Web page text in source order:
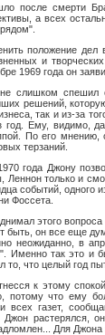
после смерти
а всех
положение дел
и
1969 года он
слишком спешил
решений,
так и из-за
год. Ему, видимо,
По его
терзаний.
года Джону
Леннон только и
событий, одного
Фоссета.
этого
быть, он все еще
неожиданно, в
Именно так это и
то, что целый год
к этому
потому что ему
всех газет,
Джон растерялся,
Для Джона